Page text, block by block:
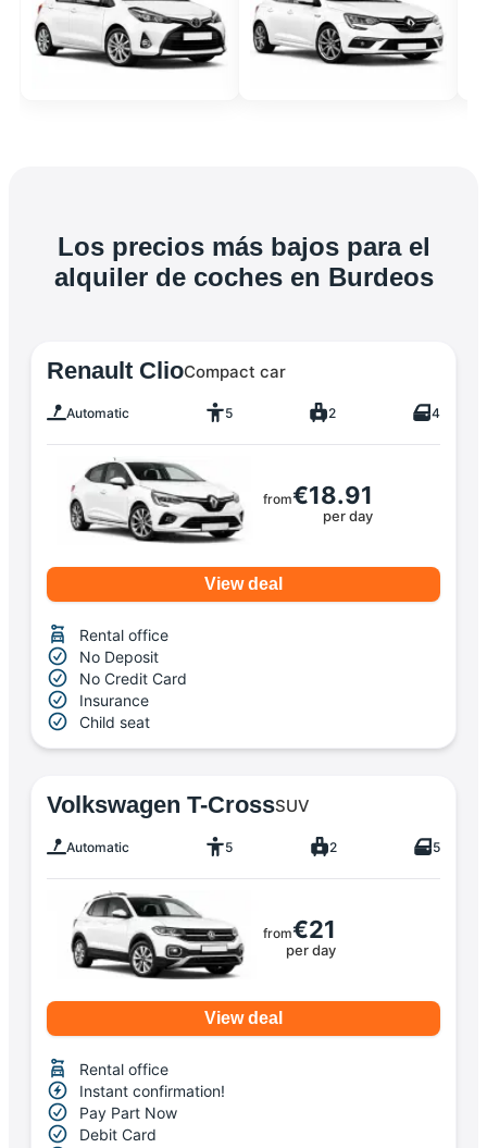
Los precios más bajos para el
alquiler de coches en Burdeos
Renault ClioCompact car
Automatic 5 2 4
from€18.91
per day
View deal
Rental office
No Deposit
No Credit Card
Insurance
Child seat
Volkswagen T-CrossSUV
Automatic 5 2 5
from€21
per day
View deal
Rental office
Instant confirmation!
Pay Part Now
Debit Card